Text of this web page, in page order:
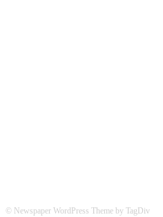
© Newspaper WordPress Theme by TagDiv